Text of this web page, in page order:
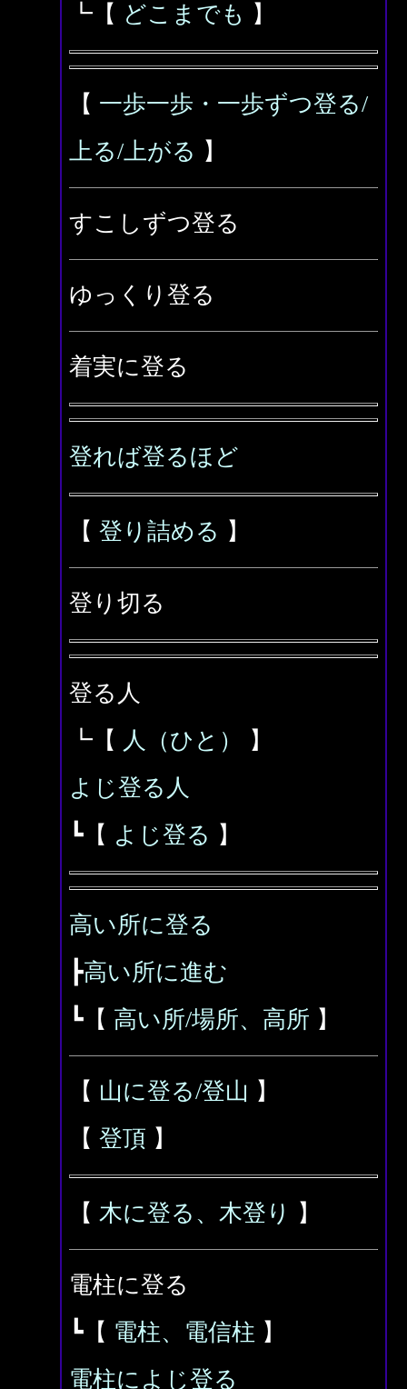
┗【 どこまでも 】
【 一歩一歩・一歩ずつ登る/
上る/上がる 】
すこしずつ登る
ゆっくり登る
着実に登る
登れば登るほど
【 登り詰める 】
登り切る
登る人
┗【 人（ひと）
】
よじ登る人
┗【 よじ登る 】
高い所に登る
┣高い所に進む
┗【 高い所/場所、高所 】
【 山に登る/登山 】
【 登頂 】
【 木に登る、木登り 】
電柱に登る
┗【 電柱、電信柱 】
電柱によじ登る